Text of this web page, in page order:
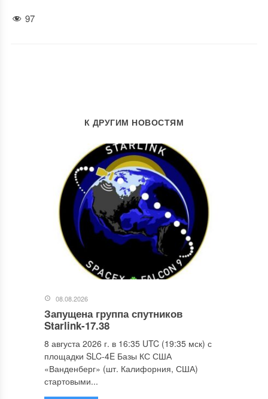
97
К ДРУГИМ НОВОСТЯМ
08.08.2026
Запущена группа спутников
Starlink-17.38
8 августа 2026 г. в 16:35 UTC (19:35 мск) с
площадки SLC-4E Базы КС США
«Ванденберг» (шт. Калифорния, США)
стартовыми...